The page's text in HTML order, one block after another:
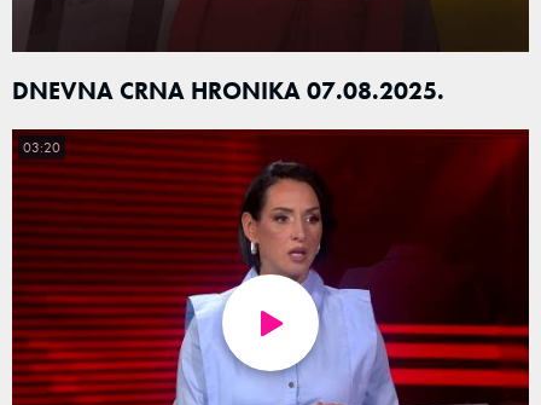
DNEVNA CRNA HRONIKA 07.08.2025.
03:20